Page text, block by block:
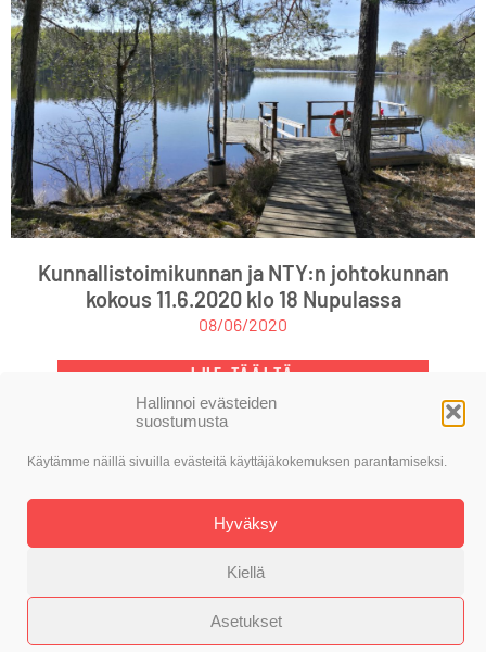
Hallinnoi evästeiden
suostumusta
Käytämme näillä sivuilla evästeitä käyttäjäkokemuksen parantamiseksi.
Hyväksy
Kiellä
Asetukset
Kunnallistoimikunnan ja NTY:n johtokunnan
kokous 11.6.2020 klo 18 Nupulassa
08/06/2020
LUE TÄÄLTÄ
© SDP Nokia
Toteutus: Alasin Media Oy
Evästekäytäntö
Tietosuojaseloste